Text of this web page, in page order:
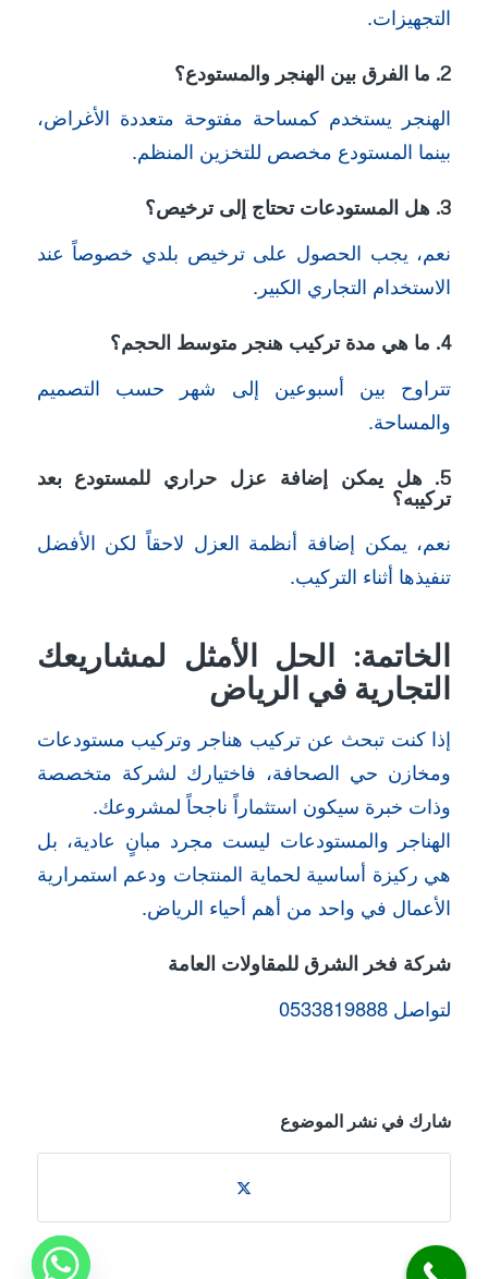
التجهيزات.
2. ما الفرق بين الهنجر والمستودع؟
الهنجر يستخدم كمساحة مفتوحة متعددة الأغراض،
بينما المستودع مخصص للتخزين المنظم.
3. هل المستودعات تحتاج إلى ترخيص؟
نعم، يجب الحصول على ترخيص بلدي خصوصاً عند
الاستخدام التجاري الكبير.
4. ما هي مدة تركيب هنجر متوسط الحجم؟
تتراوح بين أسبوعين إلى شهر حسب التصميم
والمساحة.
5. هل يمكن إضافة عزل حراري للمستودع بعد
تركيبه؟
نعم، يمكن إضافة أنظمة العزل لاحقاً لكن الأفضل
تنفيذها أثناء التركيب.
الخاتمة: الحل الأمثل لمشاريعك
التجارية في الرياض
إذا كنت تبحث عن تركيب هناجر وتركيب مستودعات
ومخازن حي الصحافة، فاختيارك لشركة متخصصة
وذات خبرة سيكون استثماراً ناجحاً لمشروعك.
الهناجر والمستودعات ليست مجرد مبانٍ عادية، بل
هي ركيزة أساسية لحماية المنتجات ودعم استمرارية
الأعمال في واحد من أهم أحياء الرياض.
شركة فخر الشرق للمقاولات العامة
لتواصل 0533819888
شارك في نشر الموضوع